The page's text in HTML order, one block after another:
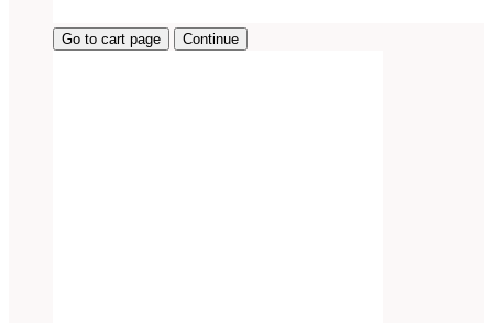
Go to cart page Continue